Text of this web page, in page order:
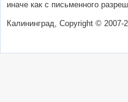
иначе как с письменного
Калининград, Copyright © 2007-